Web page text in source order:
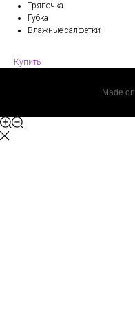
Тряпочка
Губка
Влажные салфетки
Купить
Made on